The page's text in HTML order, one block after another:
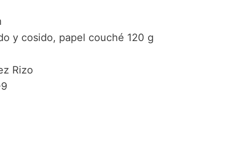
y cosido, papel couché 120 g
Rizo